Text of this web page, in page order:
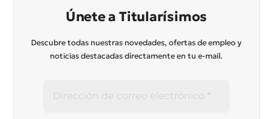
Únete a Titularísimos
Descubre todas nuestras novedades, ofertas de empleo y
noticias destacadas directamente en tu e-mail.